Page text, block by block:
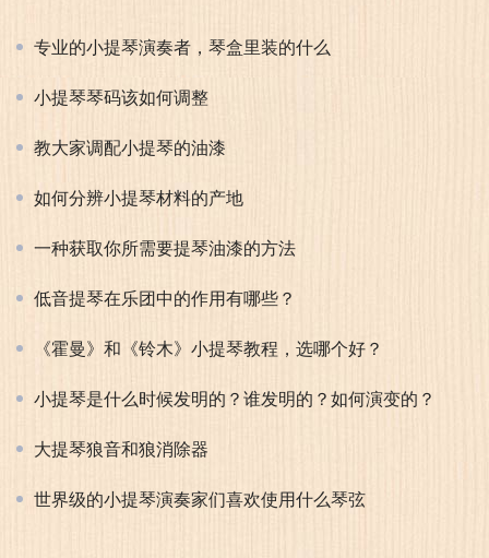
专业的小提琴演奏者，琴盒里装的什么
小提琴琴码该如何调整
教大家调配小提琴的油漆
如何分辨小提琴材料的产地
一种获取你所需要提琴油漆的方法
低音提琴在乐团中的作用有哪些？
《霍曼》和《铃木》小提琴教程，选哪个好？
小提琴是什么时候发明的？谁发明的？如何演变的？
大提琴狼音和狼消除器
世界级的小提琴演奏家们喜欢使用什么琴弦